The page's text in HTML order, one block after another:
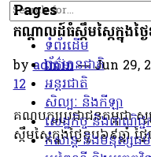
Pages
ទំព័រដើម
ព័ត៌មានជាតិ
អន្តរជាតិ
សិល្បៈ និងកីឡា
សេដ្ឋកិច្ច និងពាណិជ្ជ
កំសាន្ត និងមនុស្សធម៌
គណបក្សប្រជាជនកម្ពុជា សូ
កណ្តាលដ៍ធំស្កឹមស្កៃក្នុងថ្
byadmin — Jun 29,
12
គណបក្សប្រជាជនកម្ពុជា សូ
ស្កឹមស្កៃក្នុងថ្ងៃខួប៦៩ឆ្នាំ